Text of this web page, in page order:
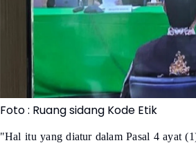
Foto : Ruang sidang Kode Etik
"Hal itu yang diatur dalam Pasal 4 ayat